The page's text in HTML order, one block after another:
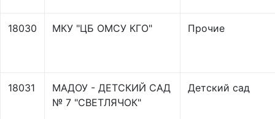
18030 МКУ "ЦБ ОМСУ КГО" Прочие
18031
МАДОУ - ДЕТСКИЙ САД
№ 7 "СВЕТЛЯЧОК"
Детский сад